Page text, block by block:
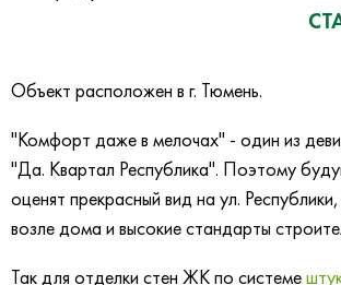
Объект расположен в г. Тюмень.
"Комфорт даже в мелочах" - один из
"Да. Квартал Республика". Поэтому
оценят прекрасный вид на ул.
возле дома и высокие стандарты
Так для отделки стен ЖК по системе